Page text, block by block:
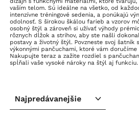
vaším telom. Sú ideálne na všetko, od
intenzívne tréningové sedenia, a ponúkajú
odolnosť. S širokou škálou farieb a vzorov
osobný štýl a zároveň si užívať výhody
rôznych dĺžok a strihov, aby ste našli
postavy a životný štýl. Povzneste svoj šatník
výkonnými pančuchami, ktoré vám
Nakupujte teraz a zažite rozdiel s
spĺňali vaše vysoké nároky na štýl aj funkciu.